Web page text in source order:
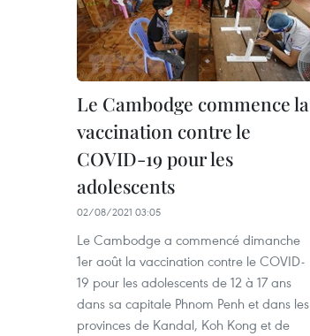
Le Cambodge commence la
vaccination contre le
COVID-19 pour les
adolescents
02/08/2021 03:05
Le Cambodge a commencé dimanche
1er août la vaccination contre le COVID-
19 pour les adolescents de 12 à 17 ans
dans sa capitale Phnom Penh et dans les
provinces de Kandal, Koh Kong et de